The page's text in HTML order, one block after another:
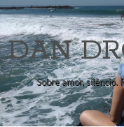
DAN
Sobre amor, silêncio.